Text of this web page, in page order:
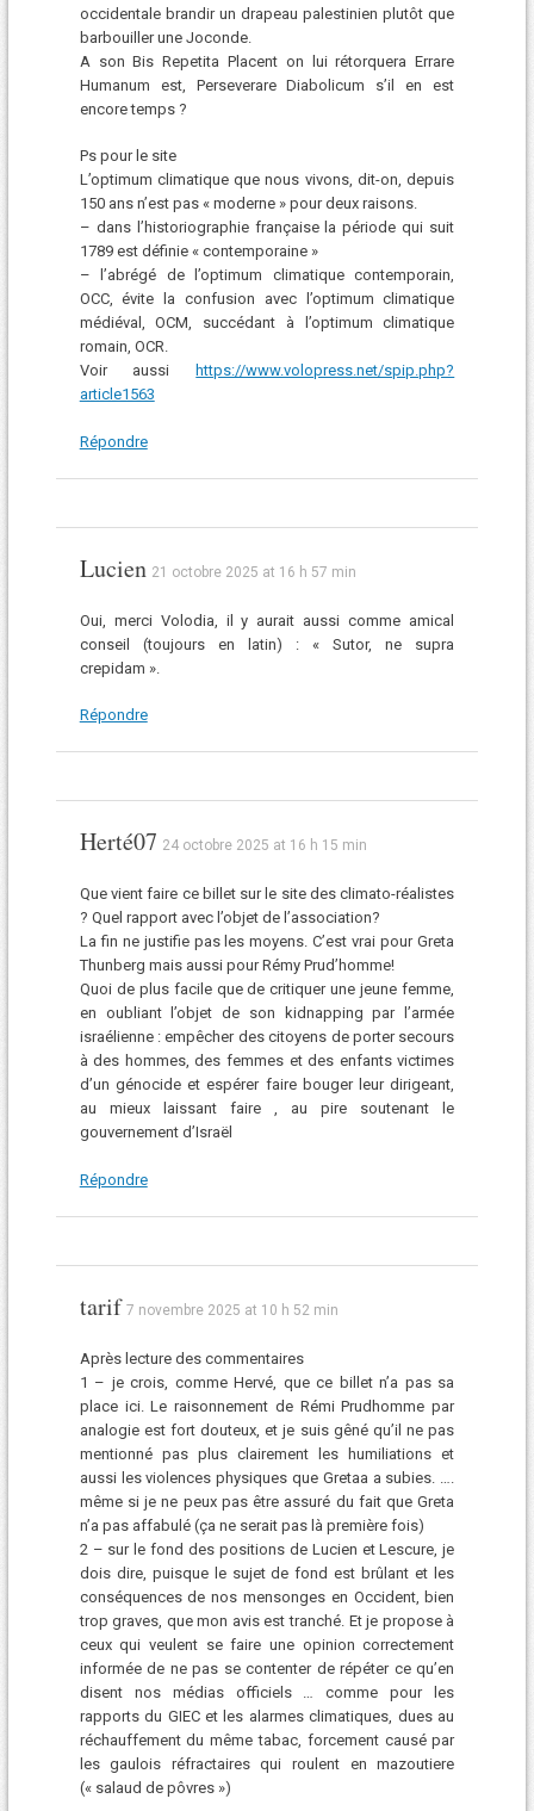
occidentale brandir un drapeau palestinien plutôt que
barbouiller une Joconde.
A son Bis Repetita Placent on lui rétorquera Errare
Humanum est, Perseverare Diabolicum s’il en est
encore temps ?
Ps pour le site
L’optimum climatique que nous vivons, dit-on, depuis
150 ans n’est pas « moderne » pour deux raisons.
– dans l’historiographie française la période qui suit
1789 est définie « contemporaine »
– l’abrégé de l’optimum climatique contemporain,
OCC, évite la confusion avec l’optimum climatique
médiéval, OCM, succédant à l’optimum climatique
romain, OCR.
Voir aussi
https://www.volopress.net/spip.php?
article1563
Répondre
Lucien 21 octobre 2025 at 16 h 57 min
Oui, merci Volodia, il y aurait aussi comme amical
conseil (toujours en latin) : « Sutor, ne supra
crepidam ».
Répondre
Herté07 24 octobre 2025 at 16 h 15 min
Que vient faire ce billet sur le site des climato-réalistes
? Quel rapport avec l’objet de l’association?
La fin ne justifie pas les moyens. C’est vrai pour Greta
Thunberg mais aussi pour Rémy Prud’homme!
Quoi de plus facile que de critiquer une jeune femme,
en oubliant l’objet de son kidnapping par l’armée
israélienne : empêcher des citoyens de porter secours
à des hommes, des femmes et des enfants victimes
d’un génocide et espérer faire bouger leur dirigeant,
au mieux laissant faire , au pire soutenant le
gouvernement d’Israël
Répondre
tarif 7 novembre 2025 at 10 h 52 min
Après lecture des commentaires
1 – je crois, comme Hervé, que ce billet n’a pas sa
place ici. Le raisonnement de Rémi Prudhomme par
analogie est fort douteux, et je suis gêné qu’il ne pas
mentionné pas plus clairement les humiliations et
aussi les violences physiques que Gretaa a subies. ….
même si je ne peux pas être assuré du fait que Greta
n’a pas affabulé (ça ne serait pas là première fois)
2 – sur le fond des positions de Lucien et Lescure, je
dois dire, puisque le sujet de fond est brûlant et les
conséquences de nos mensonges en Occident, bien
trop graves, que mon avis est tranché. Et je propose à
ceux qui veulent se faire une opinion correctement
informée de ne pas se contenter de répéter ce qu’en
disent nos médias officiels … comme pour les
rapports du GIEC et les alarmes climatiques, dues au
réchauffement du même tabac, forcement causé par
les gaulois réfractaires qui roulent en mazoutiere
(« salaud de pôvres »)